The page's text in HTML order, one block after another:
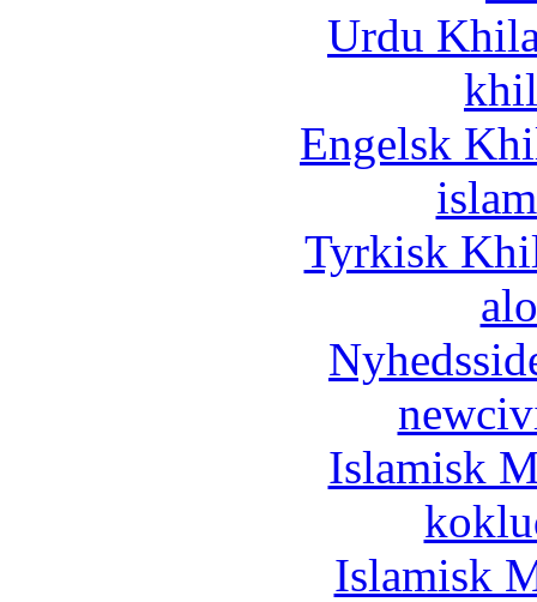
Urdu
Engelsk
Tyrkisk
Islamisk
Islamisk